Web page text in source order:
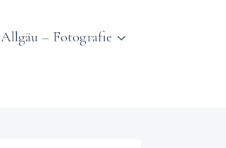
Allgäu – Fotografie